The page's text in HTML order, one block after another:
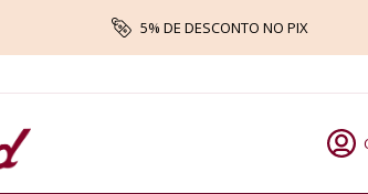
5% DE DESCONTO NO PIX